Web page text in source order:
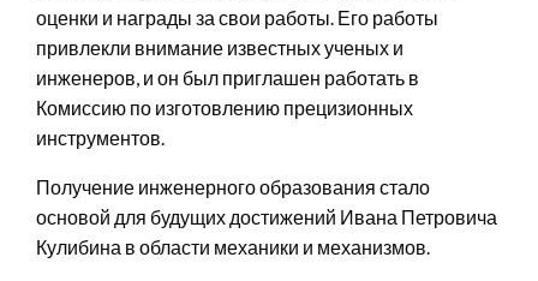
оценки и награды за свои работы. Его работы
привлекли внимание известных ученых и
инженеров, и он был приглашен работать в
Комиссию по изготовлению прецизионных
инструментов.
Получение инженерного образования стало
основой для будущих достижений Ивана Петровича
Кулибина в области механики и механизмов.